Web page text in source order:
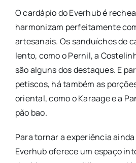
O cardápio do Everhub é
harmonizam perfeitamente
artesanais. Os sanduíches de
lento, como o Pernil, a
são alguns dos destaques. E
petiscos, há também as
oriental, como o Karaage e a
pão bao.
Para tornar a experiência
Everhub oferece um espaço